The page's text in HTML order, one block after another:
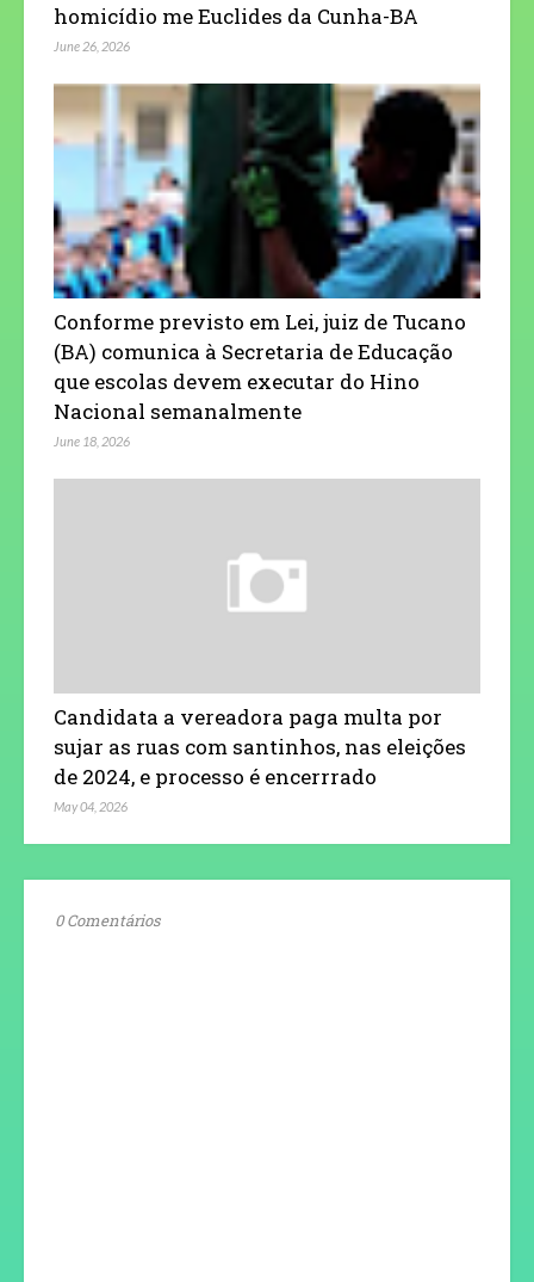
homicídio me Euclides da Cunha-BA
June 26, 2026
Conforme previsto em Lei, juiz de Tucano
(BA) comunica à Secretaria de Educação
que escolas devem executar do Hino
Nacional semanalmente
June 18, 2026
Candidata a vereadora paga multa por
sujar as ruas com santinhos, nas eleições
de 2024, e processo é encerrrado
May 04, 2026
0 Comentários